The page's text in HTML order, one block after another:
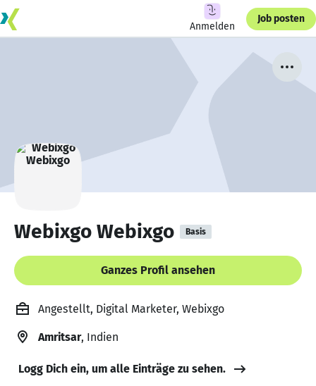
Anmelden
Job posten
Webixgo Webixgo Basis
Ganzes Profil ansehen
Angestellt, Digital Marketer, Webixgo
Amritsar, Indien
Logg Dich ein, um alle Einträge zu sehen.